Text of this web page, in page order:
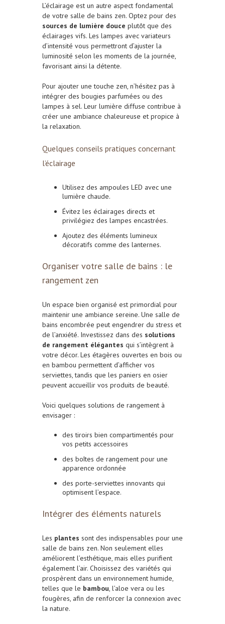
L’éclairage est un autre aspect fondamental
de votre salle de bains zen. Optez pour des
sources de lumière douce plutôt que des
éclairages vifs. Les lampes avec variateurs
d’intensité vous permettront d’ajuster la
luminosité selon les moments de la journée,
favorisant ainsi la détente.
Pour ajouter une touche zen, n’hésitez pas à
intégrer des bougies parfumées ou des
lampes à sel. Leur lumière diffuse contribue à
créer une ambiance chaleureuse et propice à
la relaxation.
Quelques conseils pratiques concernant
l’éclairage
Utilisez des ampoules LED avec une
lumière chaude.
Évitez les éclairages directs et
privilégiez des lampes encastrées.
Ajoutez des éléments lumineux
décoratifs comme des lanternes.
Organiser votre salle de bains : le
rangement zen
Un espace bien organisé est primordial pour
maintenir une ambiance sereine. Une salle de
bains encombrée peut engendrer du stress et
de l’anxiété. Investissez dans des solutions
de rangement élégantes qui s’intègrent à
votre décor. Les étagères ouvertes en bois ou
en bambou permettent d’afficher vos
serviettes, tandis que les paniers en osier
peuvent accueillir vos produits de beauté.
Voici quelques solutions de rangement à
envisager :
des tiroirs bien compartimentés pour
vos petits accessoires
des boîtes de rangement pour une
apparence ordonnée
des porte-serviettes innovants qui
optimisent l’espace.
Intégrer des éléments naturels
Les plantes sont des indispensables pour une
salle de bains zen. Non seulement elles
améliorent l’esthétique, mais elles purifient
également l’air. Choisissez des variétés qui
prospèrent dans un environnement humide,
telles que le bambou, l’aloe vera ou les
fougères, afin de renforcer la connexion avec
la nature.